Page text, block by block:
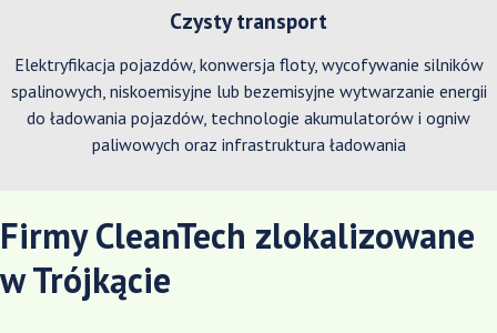
Czysty transport
Elektryfikacja pojazdów, konwersja floty, wycofywanie silników
spalinowych, niskoemisyjne lub bezemisyjne wytwarzanie energii
do ładowania pojazdów, technologie akumulatorów i ogniw
paliwowych oraz infrastruktura ładowania
Firmy CleanTech zlokalizowane
w Trójkącie